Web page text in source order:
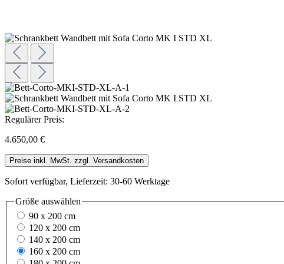
Regulärer Preis:
4.650,00 €
Preise inkl. MwSt. zzgl. Versandkosten
Sofort verfügbar, Lieferzeit: 30-60 Werktage
Größe auswählen
90 x 200 cm
120 x 200 cm
140 x 200 cm
160 x 200 cm